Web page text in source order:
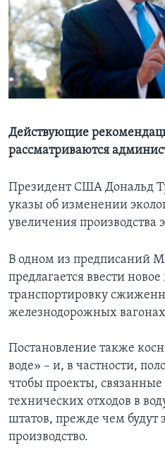
Learning English
СОЦИАЛЬНЫЕ СЕТИ
Языки
Действующие
рассматриваются
Президент США Дональд
указы об изменении
увеличения производства
В одном из предписаний
предлагается ввести
транспортировку
железнодорожных
Постановление также
воде» – и, в частности,
чтобы проекты, связанные
технических отходов в
штатов, прежде чем будут
производство.